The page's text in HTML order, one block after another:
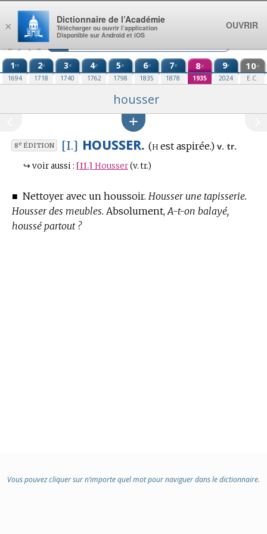
Aller au contenu
1re
1694
2e
1718
3e
1740
4e
1762
5e
1798
6e
1835
7e
1878
8e
1935
9e
2024
10e
E.C.
housser
8eÉDITION [I.] HOUSSER. (h est aspirée.)v. tr.
↪ voir aussi : [II.] Housser (v. tr.)
■ Nettoyer avec un houssoir. Housser une tapisserie.
Housser des meubles. Absolument, A-t-on balayé,
houssé partout ?
Vous pouvez cliquer sur n’importe quel mot pour naviguer dans le dictionnaire.
×
Dictionnaire de l’Académie
Télécharger ou ouvrir l’application
Disponible sur Android et iOS
OUVRIR